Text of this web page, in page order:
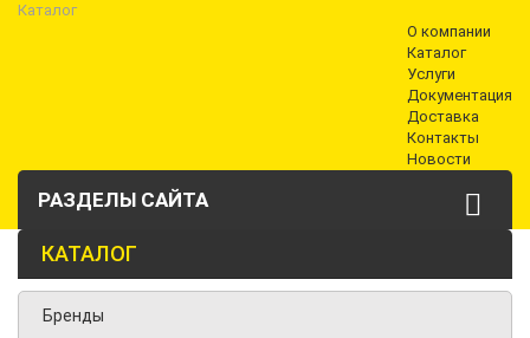
Каталог
О компании
Каталог
Услуги
Документация
Доставка
Контакты
Новости
РАЗДЕЛЫ САЙТА
КАТАЛОГ
Бренды